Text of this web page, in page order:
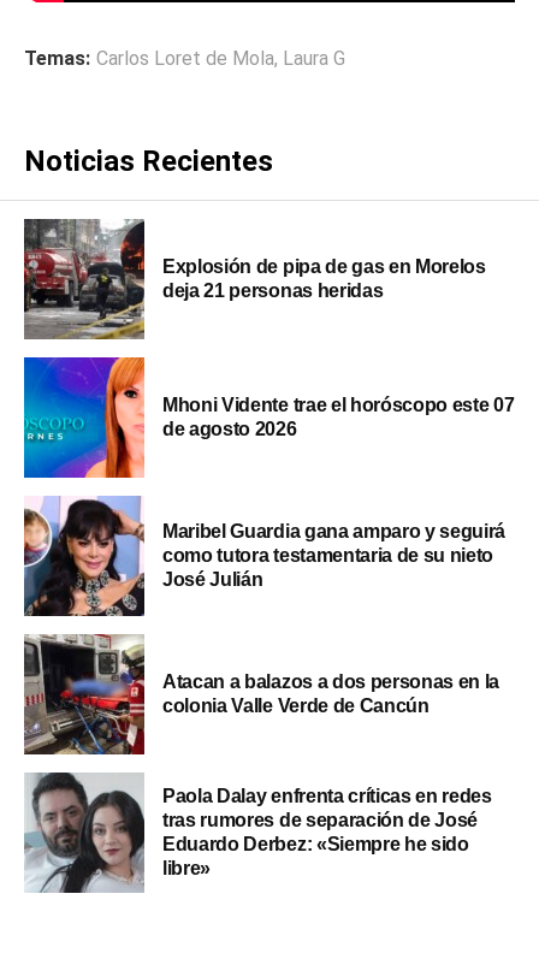
Temas: Carlos Loret de Mola, Laura G
Noticias Recientes
Explosión de pipa de gas en Morelos
deja 21 personas heridas
Mhoni Vidente trae el horóscopo este 07
de agosto 2026
Maribel Guardia gana amparo y seguirá
como tutora testamentaria de su nieto
José Julián
Atacan a balazos a dos personas en la
colonia Valle Verde de Cancún
Paola Dalay enfrenta críticas en redes
tras rumores de separación de José
Eduardo Derbez: «Siempre he sido
libre»